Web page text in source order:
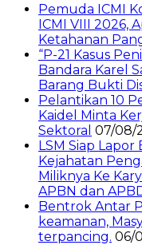
Pemuda ICMI
ICMI VIII 2026,
Ketahanan
“P-21 Kasus
Bandara Karel
Barang Bukti
Pelantikan 10
Kaidel Minta
Sektoral 07/08/
LSM Siap
Kejahatan
Miliknya Ke
APBN dan
Bentrok Antar
keamanan,
terpancing. 06/